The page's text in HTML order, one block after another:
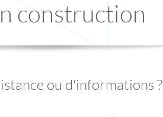
construction
ou d'informations ?